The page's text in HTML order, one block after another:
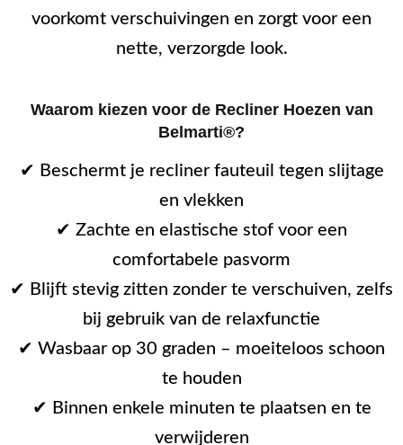
voorkomt verschuivingen en zorgt voor een
nette, verzorgde look.
Waarom kiezen voor de Recliner Hoezen van
Belmarti®?
✔ Beschermt je recliner fauteuil tegen slijtage
en vlekken
✔ Zachte en elastische stof voor een
comfortabele pasvorm
✔ Blijft stevig zitten zonder te verschuiven, zelfs
bij gebruik van de relaxfunctie
✔ Wasbaar op 30 graden – moeiteloos schoon
te houden
✔ Binnen enkele minuten te plaatsen en te
verwijderen